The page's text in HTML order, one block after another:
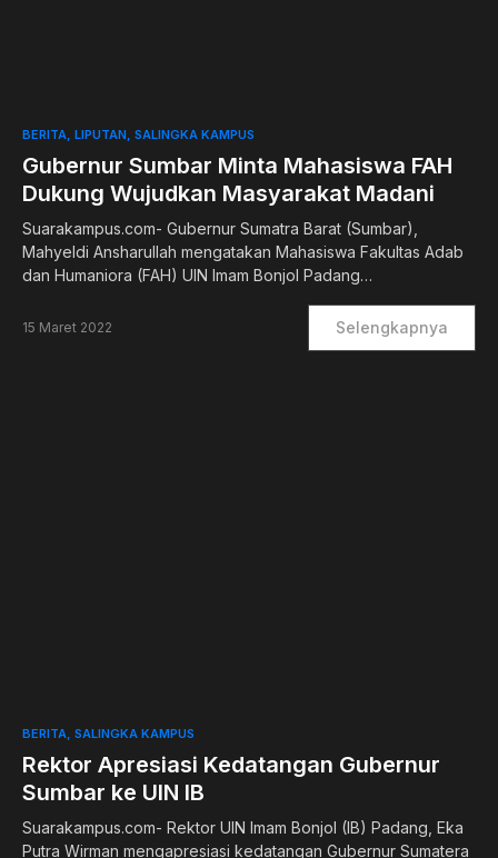
0
BERITA LIPUTAN SALINGKA KAMPUS
Gubernur Sumbar Minta Mahasiswa FAH
Dukung Wujudkan Masyarakat Madani
Suarakampus.com- Gubernur Sumatra Barat (Sumbar),
Mahyeldi Ansharullah mengatakan Mahasiswa Fakultas Adab
dan Humaniora (FAH) UIN Imam Bonjol Padang…
15 Maret 2022 Selengkapnya
BERITA SALINGKA KAMPUS
Rektor Apresiasi Kedatangan Gubernur
Sumbar ke UIN IB
Suarakampus.com- Rektor UIN Imam Bonjol (IB) Padang, Eka
Putra Wirman mengapresiasi kedatangan Gubernur Sumatera